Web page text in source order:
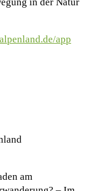
app
am